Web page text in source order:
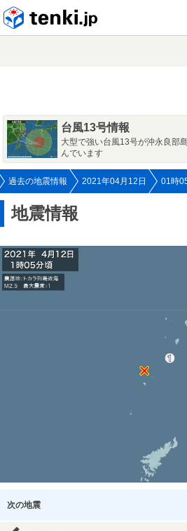
台風13号情報
大型で強い台風13号が沖永良部
んでいます
過去の地震情報 2021年04月12日 01時
地震情報
次の地震